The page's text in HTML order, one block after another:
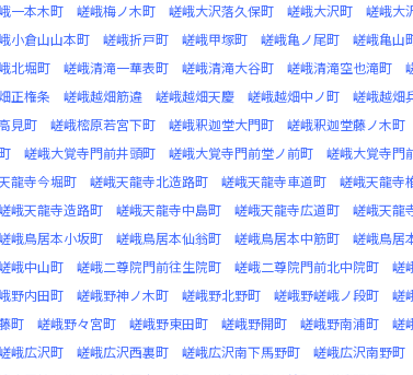
一本木町 嵯峨梅ノ木町 嵯峨大沢落久保町 嵯峨大沢町 嵯峨大
小倉山山本町 嵯峨折戸町 嵯峨甲塚町 嵯峨亀ノ尾町 嵯峨亀山
北堀町 嵯峨清滝一華表町 嵯峨清滝大谷町 嵯峨清滝空也滝町
正権条 嵯峨越畑筋違 嵯峨越畑天慶 嵯峨越畑中ノ町 嵯峨越畑
見町 嵯峨樒原若宮下町 嵯峨釈迦堂大門町 嵯峨釈迦堂藤ノ木町
嵯峨大覚寺門前井頭町 嵯峨大覚寺門前堂ノ前町 嵯峨大覚寺門
龍寺今堀町 嵯峨天龍寺北造路町 嵯峨天龍寺車道町 嵯峨天龍寺
峨天龍寺造路町 嵯峨天龍寺中島町 嵯峨天龍寺広道町 嵯峨天龍
峨鳥居本小坂町 嵯峨鳥居本仙翁町 嵯峨鳥居本中筋町 嵯峨鳥居
峨中山町 嵯峨二尊院門前往生院町 嵯峨二尊院門前北中院町
嵯
野内田町 嵯峨野神ノ木町 嵯峨野北野町 嵯峨野嵯峨ノ段町 嵯
町 嵯峨野々宮町 嵯峨野東田町 嵯峨野開町 嵯峨野南浦町 嵯
峨広沢町 嵯峨広沢西裏町 嵯峨広沢南下馬野町 嵯峨広沢南野町